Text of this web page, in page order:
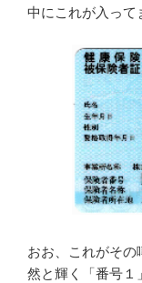
中にこれが入って
おお、これがそ
然と輝く「番号１